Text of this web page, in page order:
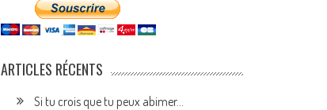
ARTICLES RÉCENTS
Si tu crois que tu peux abimer…